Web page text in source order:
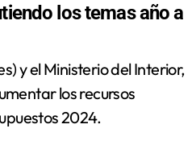
los temas año a
los recursos
2024.